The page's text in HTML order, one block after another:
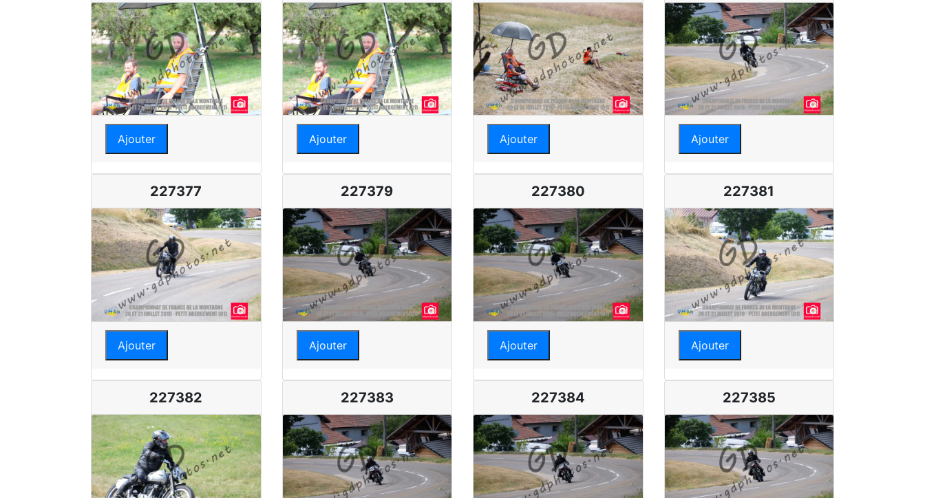
Ajouter Ajouter Ajouter Ajouter
227377
Ajouter
227379
Ajouter
227380
Ajouter
227381
Ajouter
227382 227383 227384 227385